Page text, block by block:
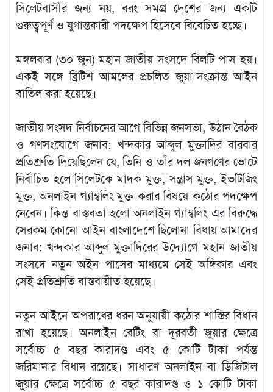
সিলেটবাসীর জন্য নয়, বরং সমগ্র দেশের জন্য একটি
গুরুত্বপূর্ণ ও যুগান্তকারী পদক্ষেপ হিসেবে বিবেচিত হচ্ছে।
মঙ্গলবার (৩০ জুন) মহান জাতীয় সংসদে বিলটি পাস হয়।
একই সঙ্গে ব্রিটিশ আমলের প্রচলিত জুয়া-সংক্রান্ত আইন
বাতিল করা হয়েছে।
জাতীয় সংসদ নির্বাচনের আগে বিভিন্ন জনসভা, উঠান বৈঠক
ও গণসংযোগে জনাব: খন্দকার আব্দুল মুক্তাদির বারবার
প্রতিশ্রুতি দিয়েছিলেন যে, তিনি ও তাঁর দল জনগণের ভোটে
নির্বাচিত হলে সিলেটকে মাদক মুক্ত, সন্ত্রাস মুক্ত, ইভটিজিং
মুক্ত, অনলাইন গ্যাম্বলিং মুক্ত করার বিষয়ে কঠোর পদক্ষেপ
নেবেন। কিন্ত বাস্তবতা হলো অনলাইন গ্যাম্বলিং এর বিরুদ্ধে
সেরকম কোনো আইন বাংলাদেশে ছিলোনা বিধায় আমাদের
জনাব: খন্দকার আব্দুল মুক্তাদিরের উদ্যোগে মহান জাতীয়
সংসদে নতুন অইন পাসের মাধ্যমে সেই অঙ্গিকার এবং
সেই প্রতিশ্রুতি বাস্তবায়ীত হয়েছে।
নতুন আইনে অপরাধের ধরন অনুযায়ী কঠোর শাস্তির বিধান
রাখা হয়েছে। অনলাইন বেটিং বা দূরবর্তী জুয়ার ক্ষেত্রে
সর্বোচ্চ ৫ বছর কারাদণ্ড এবং ৫ কোটি টাকা পর্যন্ত
জরিমানার বিধান রয়েছে। সাধারণ অনলাইন বা ডিজিটাল
জুয়ার ক্ষেত্রে সর্বোচ্চ ৫ বছর কারাদণ্ড ও ১ কোটি টাকা